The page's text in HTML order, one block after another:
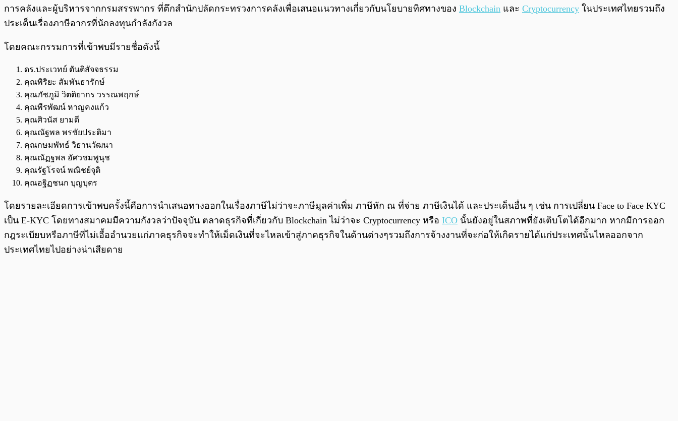
การคลังและผู้บริหารจากกรมสรรพากร ที่ตึกสำนักปลัดกระทรวงการคลังเพื่อเสนอแนวทางเกี่ยวกับนโยบายทิศทางของ Blockchain และ Cryptocurrency ในประเทศไทยรวมถึง
ประเด็นเรื่องภาษีอากรที่นักลงทุนกำลังกังวล
โดยคณะกรรมการที่เข้าพบมีรายชื่อดังนี้
ดร.ประเวทย์ ตันติสัจจธรรม
คุณพิริยะ สัมพันธารักษ์
คุณภัชภูมิ วิตติยากร วรรณพฤกษ์
คุณพีรพัฒน์ หาญคงแก้ว
คุณศิวนัส ยามดี
คุณณัฐพล พรชัยประติมา
คุณกษมพัทธ์ วิธานวัฒนา
คุณณัฏฐพล อัศวชมพูนุช
คุณรัฐโรจน์ พณิชย์จุติ
คุณอฐิฏชนก บุญบุตร
โดยรายละเอียดการเข้าพบครั้งนี้คือการนำเสนอทางออกในเรื่องภาษีไม่ว่าจะภาษีมูลค่าเพิ่ม ภาษีหัก ณ ที่จ่าย ภาษีเงินได้ และประเด็นอื่น ๆ เช่น การเปลี่ยน Face to Face KYC
เป็น E-KYC โดยทางสมาคมมีความกังวลว่าปัจจุบัน ตลาดธุรกิจที่เกี่ยวกับ Blockchain ไม่ว่าจะ Cryptocurrency หรือ ICO นั้นยังอยู่ในสภาพที่ยังเติบโตได้อีกมาก หากมีการออก
กฎระเบียบหรือภาษีที่ไม่เอื้ออำนวยแก่ภาคธุรกิจจะทำให้เม็ดเงินที่จะไหลเข้าสู่ภาคธุรกิจในด้านต่างๆรวมถึงการจ้างงานที่จะก่อให้เกิดรายได้แก่ประเทศนั้นไหลออกจาก
ประเทศไทยไปอย่างน่าเสียดาย